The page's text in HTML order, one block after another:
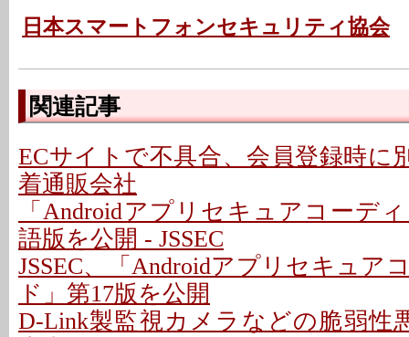
日本スマートフォンセキュリティ協会
関連記事
ECサイトで不具合、会員登録時に
着通販会社
「Androidアプリセキュアコーデ
語版を公開 - JSSEC
JSSEC、「Androidアプリセキュア
ド」第17版を公開
D-Link製監視カメラなどの脆弱性